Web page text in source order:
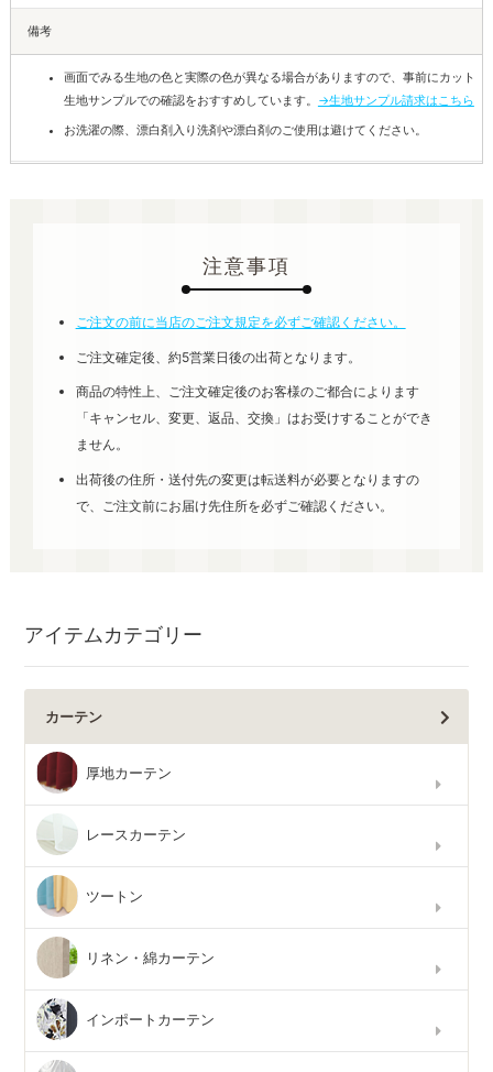
備考
画面でみる生地の色と実際の色が異なる場合がありますので、事前にカット
生地サンプルでの確認をおすすめしています。 →生地サンプル請求はこちら
お洗濯の際、漂白剤入り洗剤や漂白剤のご使用は避けてください。
注意事項
ご注文の前に当店のご注文規定を必ずご確認ください。
ご注文確定後、約5営業日後の出荷となります。
商品の特性上、ご注文確定後のお客様のご都合によります
「キャンセル、変更、返品、交換」はお受けすることができ
ません。
出荷後の住所・送付先の変更は転送料が必要となりますの
で、ご注文前にお届け先住所を必ずご確認ください。
アイテムカテゴリー
カーテン
厚地カーテン
レースカーテン
ツートン
リネン・綿カーテン
インポートカーテン